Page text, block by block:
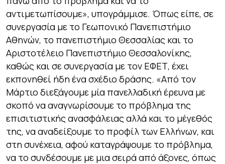
αντιμετωπίσουμε», υπογράμμισε. Όπως είπε, σε
συνεργασία με το Γεωπονικό Πανεπιστήμιο
Αθηνών, το πανεπιστήμιο Θεσσαλίας και το
Αριστοτέλειο Πανεπιστήμιο Θεσσαλονίκης,
καθώς και σε συνεργασία με τον ΕΦΕΤ, έχει
εκπονηθεί ήδη ένα σχέδιο δράσης. «Από τον
Μάρτιο διεξάγουμε μία πανελλαδική έρευνα με
σκοπό να αναγνωρίσουμε το πρόβλημα της
επισιτιστικής ανασφάλειας αλλά και το μέγεθός
της, να αναδείξουμε το προφίλ των Ελλήνων, και
στη συνέχεια, αφού καταγράψουμε το πρόβλημα,
να το συνδέσουμε με μια σειρά από άξονες, όπως